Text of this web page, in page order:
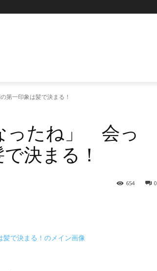
第一印象は髪で決まる！
ったね」 会っ
決まる！
0
654